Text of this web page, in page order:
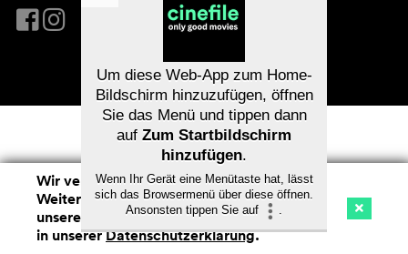
Kino Streaming Watchlist (
Wir verwenden Cookies. Mit dem
Weitersurfen auf cinefile.ch stimmen Sie
unserer Cookie-Nutzung zu. Mehr Infos
in unsererDatenschutzerklärung.
Um diese Web-App zum Home-
Bildschirm hinzuzufügen, öffnen
Sie das Menü und tippen dann
auf Zum Startbildschirm
hinzufügen.
Wenn Ihr Gerät eine Menütaste hat, lässt
sich das Browsermenü über diese öffnen.
Ansonsten tippen Sie auf
.